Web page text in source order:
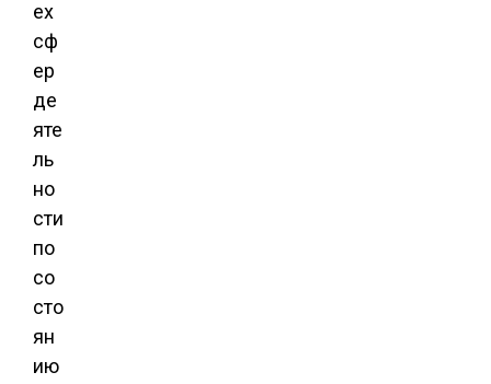
ех
сф
ер
де
яте
ль
но
сти
по
со
сто
ян
ию